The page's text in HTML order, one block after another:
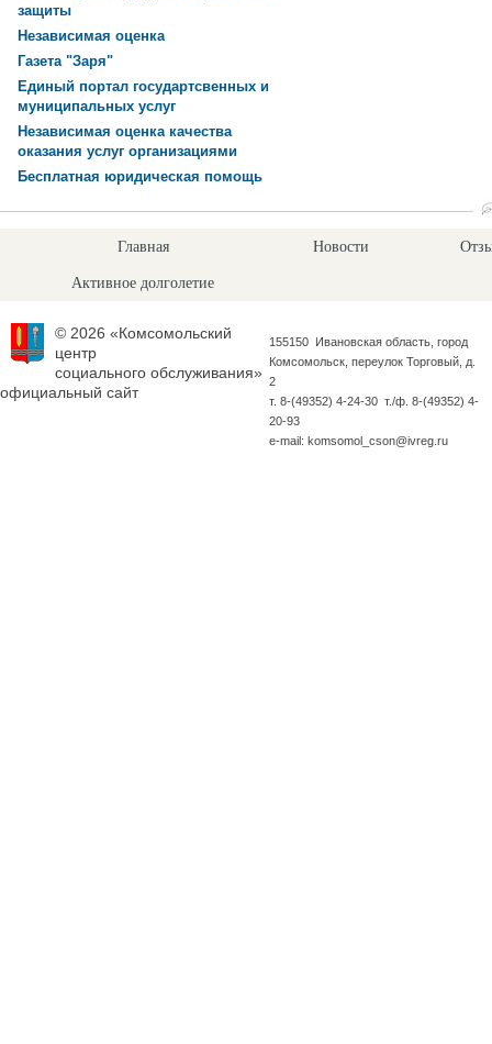
защиты
Независимая оценка
Газета "Заря"
Единый портал государтсвенных и
муниципальных услуг
Независимая оценка качества
оказания услуг организациями
Бесплатная юридическая помощь
Главная Новости
Активное долголетие
© 2026 «Комсомольский
центр
социального обслуживания»
официальный сайт
155150 Ивановская область, город
Комсомольск, переулок Торговый, д.
2
т. 8-(49352) 4-24-30 т./ф. 8-(49352) 4-
20-93
e-mail: komsomol_cson@ivreg.ru